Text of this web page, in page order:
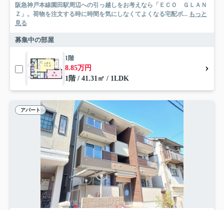
阪急神戸本線園田駅周辺への引っ越しをお考えなら「ＥＣＯ ＧＬＡＮ
Ｚ」。荷物を注文する時に時間を気にしなくてよくなる宅配ボ... もっと
見る
募集中の部屋
1階
8.85万円
1階 / 41.31㎡ / 1LDK
アパート